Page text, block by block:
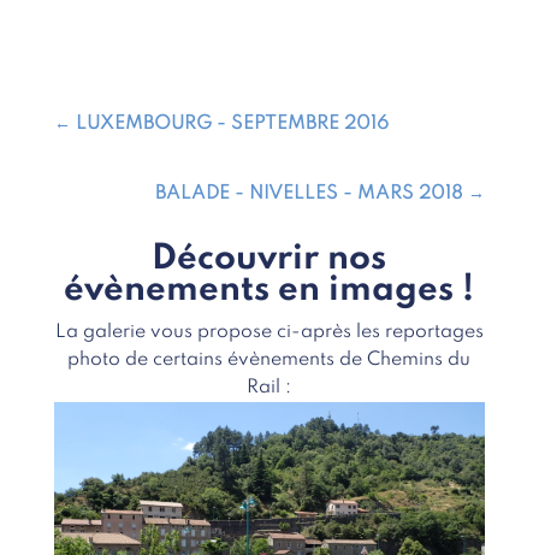
← LUXEMBOURG - SEPTEMBRE 2016
BALADE - NIVELLES - MARS 2018 →
Découvrir nos
évènements en images !
La galerie vous propose ci-après les reportages
photo de certains évènements de Chemins du
Rail :